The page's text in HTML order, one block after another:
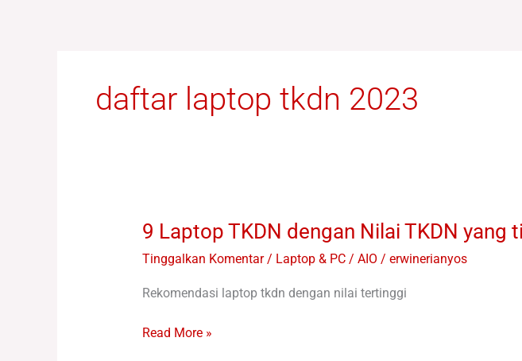
daftar laptop tkdn 2023
9 Laptop TKDN dengan Nilai TKDN yang
Tinggalkan Komentar / Laptop & PC / AIO / erwinerianyos
Rekomendasi laptop tkdn dengan nilai tertinggi
9
TKDN
dengan
TKDN
Read More »